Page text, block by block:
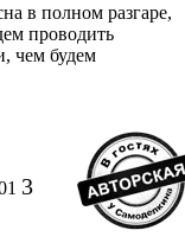
в полном разгаре,
проводить
чем будем
3